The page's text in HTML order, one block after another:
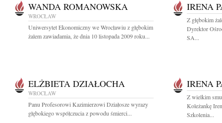
WANDA ROMANOWSKA
WROCŁAW
Uniwersytet Ekonomiczny we Wrocławiu z głębokim
żalem zawiadamia, że dnia 10 listopada 2009 roku...
IRENA
Z głębokim
Dyrektor
SA...
ELŻBIETA DZIAŁOCHA
WROCŁAW
Panu Profesorowi Kazimierzowi Działosze wyrazy
głębokiego współczucia z powodu śmierci...
IRENA
Z wielkim
Koleżankę
Szkolenia...